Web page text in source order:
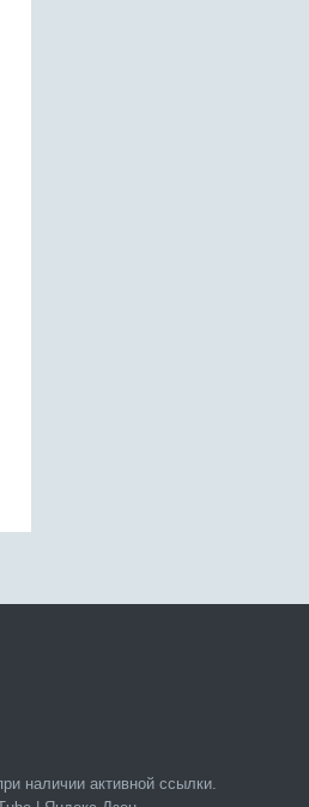
наличии активной ссылки.